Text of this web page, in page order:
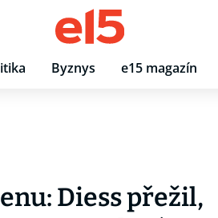
Byznys e15 magazín
Diess přežil,